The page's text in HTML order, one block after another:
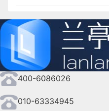
2024年9月(144)
2024年8月(164)
2024年7月(107)
2024年6月(63)
400-6086026
010-63334945